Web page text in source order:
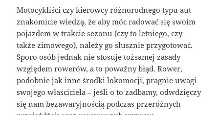
Motocykliści czy kierowcy różnorodnego typu aut
znakomicie wiedzą, że aby móc radować się swoim
pojazdem w trakcie sezonu (czy to letniego, czy
także zimowego), należy go słusznie przygotować.
Sporo osób jednak nie stosuje tożsamej zasady
względem rowerów, a to poważny błąd. Rower,
podobnie jak inne środki lokomocji, pragnie uwagi
swojego właściciela – jeśli o to zadbamy, odwdzięczy
się nam bezawaryjnością podczas przeróżnych